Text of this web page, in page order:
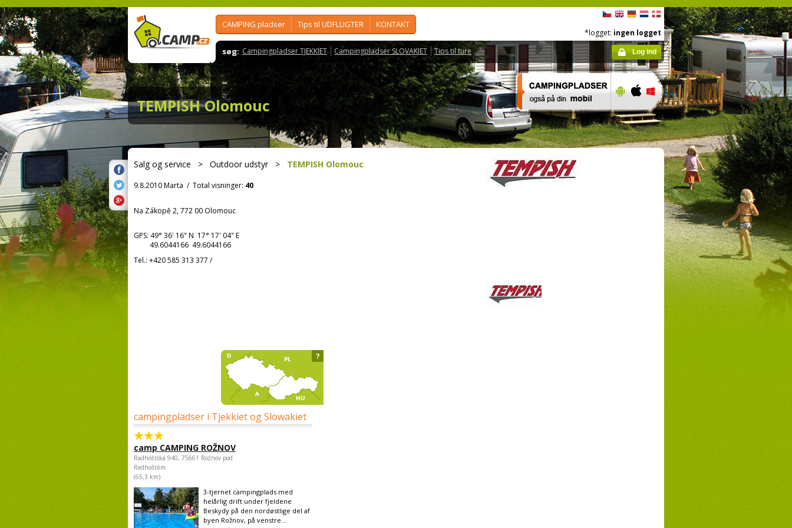
CAMPING pladser Tips til UDFLUGTER KONTAKT
søg: Campingpladser TJEKKIET Campingpladser SLOVAKIET Tips til ture
*logget: ingen logget
Log ind
TEMPISH Olomouc
Salg og service > Outdoor udstyr> TEMPISH Olomouc
9.8.2010 Marta / Total visninger: 40
Na Zákopě 2, 772 00 Olomouc
GPS: 49° 36' 16" N 17° 17' 04" E
49.6044166 49.6044166
Tel.: +420 585 313 377 /
campingpladser i Tjekkiet og Slowakiet
camp CAMPING ROŽNOV
Radhošťská 940, 75661 Rožnov pod
Radhoštěm
(65,3 km)
3-tjernet campingplads med
helårlig drift under fjeldene
Beskydy på den nordøstlige del af
byen Rožnov, på venstre...
?